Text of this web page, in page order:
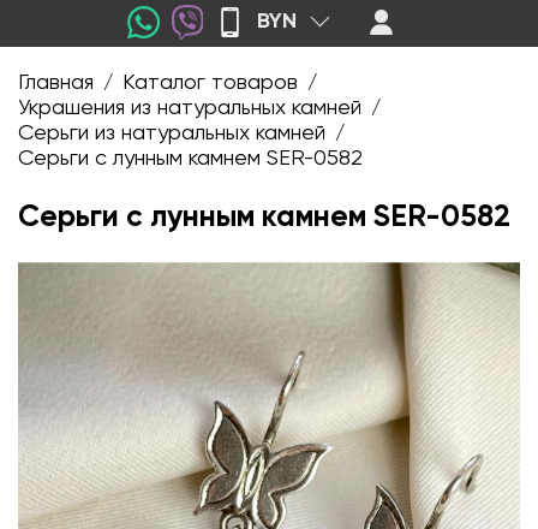
BYN
Главная / Каталог товаров /
Украшения из натуральных камней /
Серьги из натуральных камней /
Серьги с лунным камнем SER-0582
Серьги с лунным камнем SER-0582